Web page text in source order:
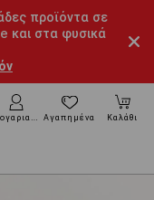
προϊόντα σε
και στα φυσικά
Αγαπημένα Καλάθι